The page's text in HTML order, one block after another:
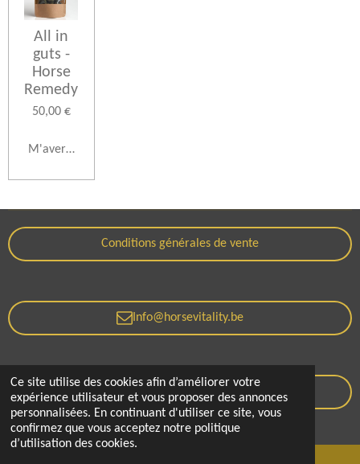
Ce site utilise des cookies afin d’améliorer votre
expérience utilisateur et vous proposer des annonces
personnalisées. En continuant d'utiliser ce site, vous
confirmez que vous acceptez notre politique
d’utilisation des cookies.
All in
guts -
Horse
Remedy
50,00 €
M'avertir si disponible
Conditions générales de vente
Info@horsevitality.be
Politique de confidentialité
© 2021 - 2026 Horse Vitality